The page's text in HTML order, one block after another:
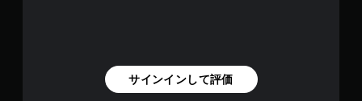
サインインして評価